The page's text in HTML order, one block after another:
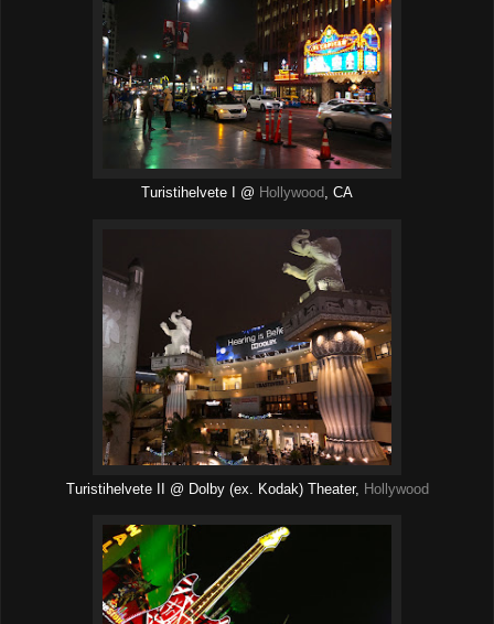
Turistihelvete I @ Hollywood , CA
Turistihelvete II @ Dolby (ex. Kodak) Theater, Hollywood